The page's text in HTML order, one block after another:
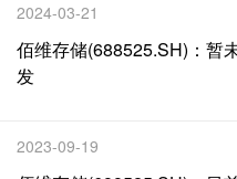
2024-03-21
佰维存储(688525.SH)：暂
发
2023-09-19